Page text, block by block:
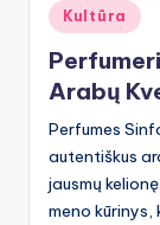
Posted
in
Kultūra
Arabų
Perfumes
autentiškus
jausmų
meno